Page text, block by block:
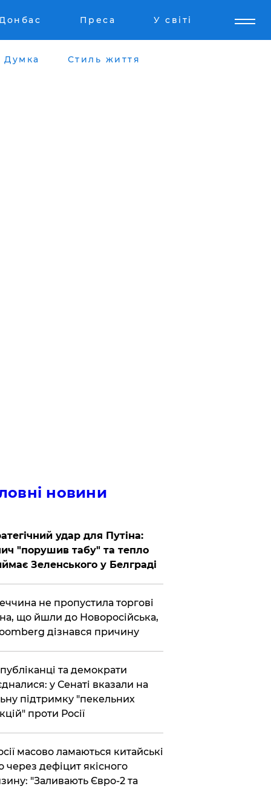
Преса У світі
Думка Стиль життя
новини
удар для Путіна:
"порушив табу" та тепло
Зеленського у Белграді
не пропустила торгові
що йшли до Новоросійська,
дізнався причину
та демократи
у Сенаті вказали на
підтримку "пекельних
проти Росії
масово ламаються китайські
через дефіцит якісного
"Заливають Євро-2 та